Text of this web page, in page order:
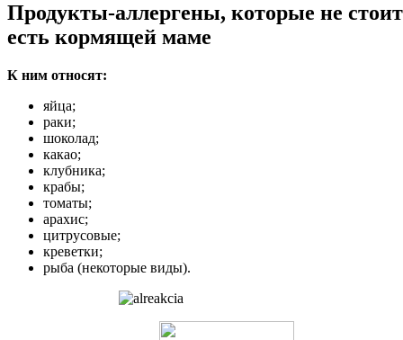
Продукты-аллергены, которые не стоит
есть кормящей маме
К ним относят:
яйца;
раки;
шоколад;
какао;
клубника;
крабы;
томаты;
арахис;
цитрусовые;
креветки;
рыба (некоторые виды).